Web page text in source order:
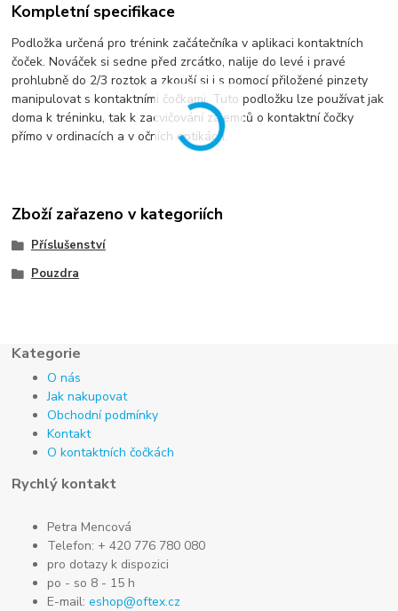
Kompletní specifikace
Podložka určená pro trénink začátečníka v aplikaci kontaktních
čoček. Nováček si sedne před zrcátko, nalije do levé i pravé
prohlubně do 2/3 roztok a zkouší si i s pomocí přiložené pinzety
manipulovat s kontaktními čočkami. Tuto podložku lze používat jak
doma k tréninku, tak k zacvičování zájemců o kontaktní čočky
přímo v ordinacích a v očních optikách.
Zboží zařazeno v kategoriích
Příslušenství
Pouzdra
Kategorie
O nás
Jak nakupovat
Obchodní podmínky
Kontakt
O kontaktních čočkách
Rychlý kontakt
Petra Mencová
Telefon: + 420 776 780 080
pro dotazy k dispozici
po - so 8 - 15 h
E-mail:eshop@oftex.cz